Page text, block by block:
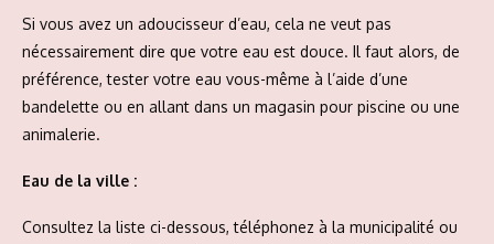
Si vous avez un adoucisseur d’eau, cela ne veut pas
nécessairement dire que votre eau est douce. Il faut alors, de
préférence, tester votre eau vous-même à l’aide d’une
bandelette ou en allant dans un magasin pour piscine ou une
animalerie.
Eau de la ville :
Consultez la liste ci-dessous, téléphonez à la municipalité ou